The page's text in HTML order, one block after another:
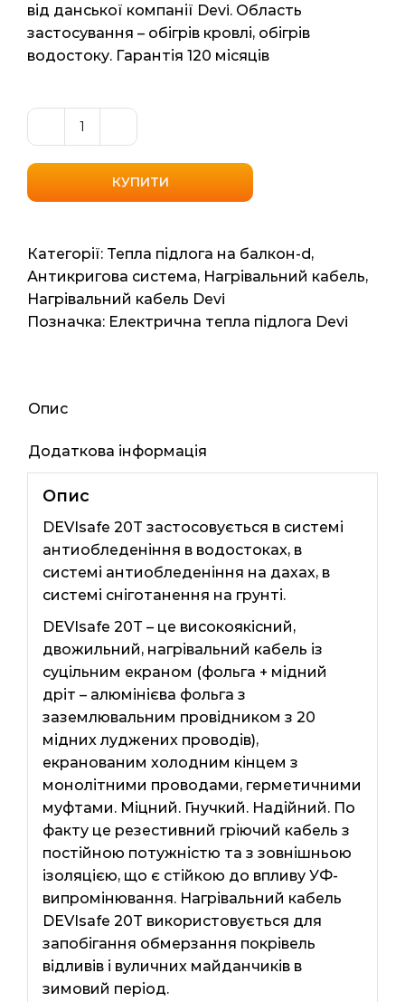
від данської компанії Devi. Область
застосування – обігрів кровлі, обігрів
водостоку. Гарантія 120 місяців
Система
антиобледеніння
DevisafeTM
20T
8.7м2,
87мп,
1735ват
кількість
КУПИТИ
Категорії: Тепла підлога на балкон-d,
Антикригова система, Нагрівальний кабель,
Нагрівальний кабель Devi
Позначка: Електрична тепла підлога Devi
Опис
Додаткова інформація
Опис
DEVIsafe 20T застосовується в системі
антиобледеніння в водостоках, в
системі антиобледеніння на дахах, в
системі сніготанення на грунті.
DEVIsafe 20T – це високоякісний,
двожильний, нагрівальний кабель із
суцільним екраном (фольга + мідний
дріт – алюмінієва фольга з
заземлювальним провідником з 20
мідних луджених проводів),
екранованим холодним кінцем з
монолітними проводами, герметичними
муфтами. Міцний. Гнучкий. Надійний. По
факту це резестивний гріючий кабель з
постійною потужністю та з зовнішньою
ізоляцією, що є стійкою до впливу УФ-
випромінювання. Нагрівальний кабель
DEVIsafe 20T використовується для
запобігання обмерзання покрівель
відливів і вуличних майданчиків в
зимовий період.